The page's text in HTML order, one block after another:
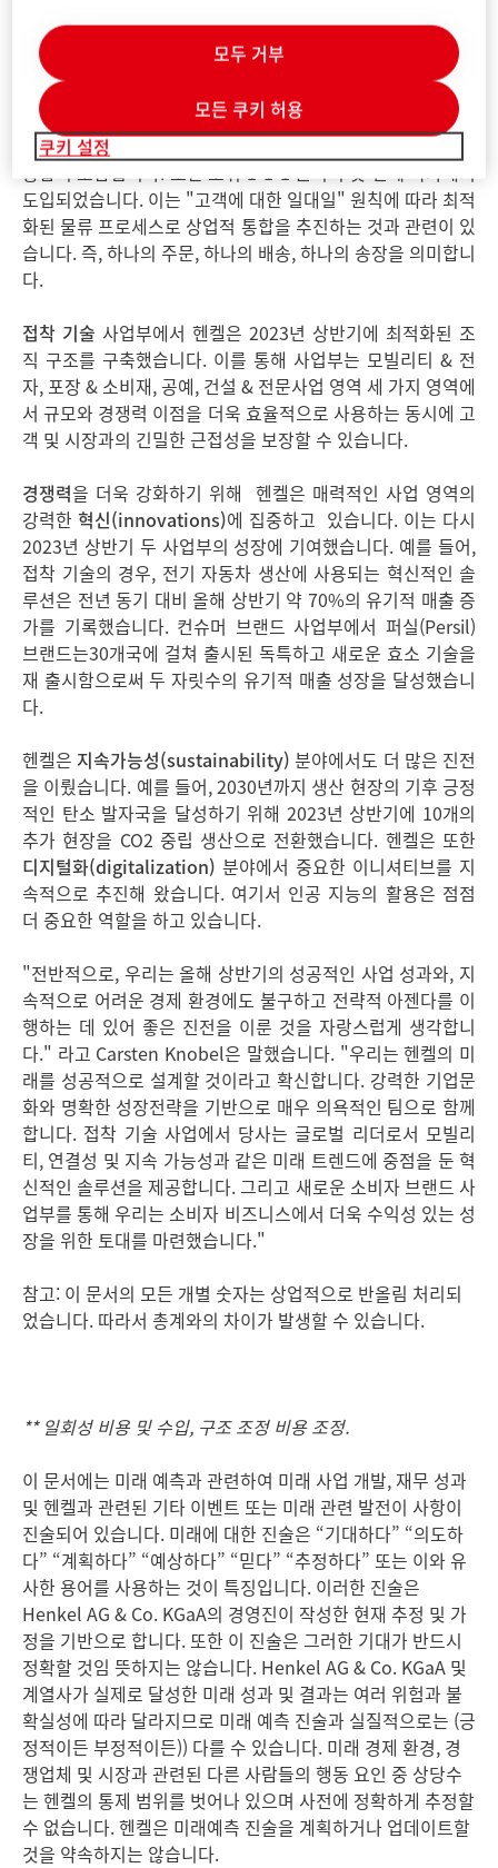
니다.
통합의 두 번째 단계의 일환으로, 올해 초에 시작된 공급망 우
수성에 중점을 둔 초기 조치가 시행되었습니다. 여기에는 무엇
보다도 유럽 헤어 및 바디 케어 사업을 위한 생산 네트워크의
통합이 포함됩니다. 또한 소위 1-1-1 원칙이 첫 번째 국가에서
도입되었습니다. 이는 "고객에 대한 일대일" 원칙에 따라 최적
화된 물류 프로세스로 상업적 통합을 추진하는 것과 관련이 있
습니다. 즉, 하나의 주문, 하나의 배송, 하나의 송장을 의미합니
다.
접착 기술 사업부에서 헨켈은 2023년 상반기에 최적화된 조
직 구조를 구축했습니다. 이를 통해 사업부는 모빌리티 & 전
자, 포장 & 소비재, 공예, 건설 & 전문사업 영역 세 가지 영역에
서 규모와 경쟁력 이점을 더욱 효율적으로 사용하는 동시에 고
객 및 시장과의 긴밀한 근접성을 보장할 수 있습니다.
경쟁력을 더욱 강화하기 위해 헨켈은 매력적인 사업 영역의
강력한 혁신(innovations)에 집중하고 있습니다. 이는 다시
2023년 상반기 두 사업부의 성장에 기여했습니다. 예를 들어,
접착 기술의 경우, 전기 자동차 생산에 사용되는 혁신적인 솔
루션은 전년 동기 대비 올해 상반기 약 70%의 유기적 매출 증
가를 기록했습니다. 컨슈머 브랜드 사업부에서 퍼실(Persil)
브랜드는30개국에 걸쳐 출시된 독특하고 새로운 효소 기술을
재 출시함으로써 두 자릿수의 유기적 매출 성장을 달성했습니
다.
헨켈은 지속가능성(sustainability) 분야에서도 더 많은 진전
을 이뤘습니다. 예를 들어, 2030년까지 생산 현장의 기후 긍정
적인 탄소 발자국을 달성하기 위해 2023년 상반기에 10개의
추가 현장을 CO2 중립 생산으로 전환했습니다. 헨켈은 또한
디지털화(digitalization) 분야에서 중요한 이니셔티브를 지
속적으로 추진해 왔습니다. 여기서 인공 지능의 활용은 점점
더 중요한 역할을 하고 있습니다.
"전반적으로, 우리는 올해 상반기의 성공적인 사업 성과와, 지
속적으로 어려운 경제 환경에도 불구하고 전략적 아젠다를 이
행하는 데 있어 좋은 진전을 이룬 것을 자랑스럽게 생각합니
다." 라고 Carsten Knobel은 말했습니다. "우리는 헨켈의 미
래를 성공적으로 설계할 것이라고 확신합니다. 강력한 기업문
화와 명확한 성장전략을 기반으로 매우 의욕적인 팀으로 함께
합니다. 접착 기술 사업에서 당사는 글로벌 리더로서 모빌리
티, 연결성 및 지속 가능성과 같은 미래 트렌드에 중점을 둔 혁
신적인 솔루션을 제공합니다. 그리고 새로운 소비자 브랜드 사
업부를 통해 우리는 소비자 비즈니스에서 더욱 수익성 있는 성
장을 위한 토대를 마련했습니다."
참고: 이 문서의 모든 개별 숫자는 상업적으로 반올림 처리되
었습니다. 따라서 총계와의 차이가 발생할 수 있습니다.
** 일회성 비용 및 수입, 구조 조정 비용 조정.
이 문서에는 미래 예측과 관련하여 미래 사업 개발, 재무 성과
및 헨켈과 관련된 기타 이벤트 또는 미래 관련 발전이 사항이
진술되어 있습니다. 미래에 대한 진술은 “기대하다” “의도하
다” “계획하다” “예상하다” “믿다” “추정하다” 또는 이와 유
사한 용어를 사용하는 것이 특징입니다. 이러한 진술은
Henkel AG & Co. KGaA의 경영진이 작성한 현재 추정 및 가
정을 기반으로 합니다. 또한 이 진술은 그러한 기대가 반드시
정확할 것임 뜻하지는 않습니다. Henkel AG & Co. KGaA 및
계열사가 실제로 달성한 미래 성과 및 결과는 여러 위험과 불
확실성에 따라 달라지므로 미래 예측 진술과 실질적으로는 (긍
정적이든 부정적이든)) 다를 수 있습니다. 미래 경제 환경, 경
쟁업체 및 시장과 관련된 다른 사람들의 행동 요인 중 상당수
는 헨켈의 통제 범위를 벗어나 있으며 사전에 정확하게 추정할
수 없습니다. 헨켈은 미래예측 진술을 계획하거나 업데이트할
것을 약속하지는 않습니다.
쿠키 설정
모두 거부
모든 쿠키 허용